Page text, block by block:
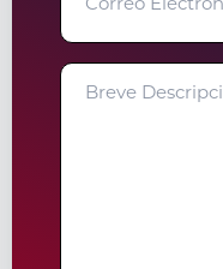
Electrónico
Breve
Descripción